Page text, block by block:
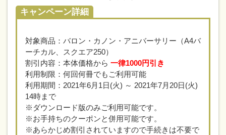
キャンペーン詳細
対象商品：バロン・カノン・アニバーサリー（A4バ
ーチカル、スクエア250）
割引内容：本体価格から 一律1000円引き
利用制限：何回何冊でもご利用可能
利用期間：2021年6月1日(火) ～ 2021年7月20日(火)
14時まで
※ダウンロード版のみご利用可能です。
※お手持ちのクーポンと併用可能です。
※あらかじめ割引されていますので手続きは不要で